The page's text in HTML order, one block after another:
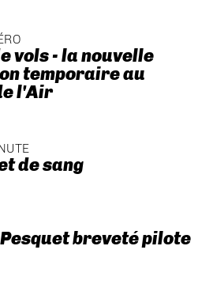
vols - la nouvelle
temporaire au
l'Air
de sang
breveté pilote